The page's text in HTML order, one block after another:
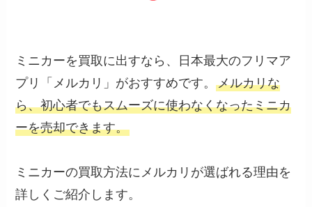
ミニカーを買取に出すなら、日本最大のフリマア
プリ「メルカリ」がおすすめです。メルカリな
ら、初心者でもスムーズに使わなくなったミニカ
ーを売却できます。
ミニカーの買取方法にメルカリが選ばれる理由を
詳しくご紹介します。